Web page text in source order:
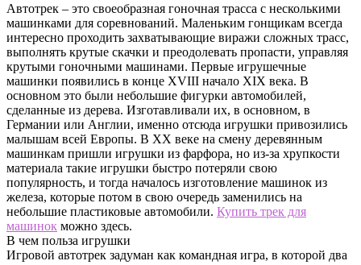
Автотрек – это своеобразная гоночная трасса с несколькими
машинками для соревнований. Маленьким гонщикам всегда
интересно проходить захватывающие виражи сложных трасс,
выполнять крутые скачки и преодолевать пропасти, управляя
крутыми гоночными машинами. Первые игрушечные
машинки появились в конце XVIII начало XIX века. В
основном это были небольшие фигурки автомобилей,
сделанные из дерева. Изготавливали их, в основном, в
Германии или Англии, именно отсюда игрушки привозились
малышам всей Европы. В XX веке на смену деревянным
машинкам пришли игрушки из фарфора, но из-за хрупкости
материала такие игрушки быстро потеряли свою
популярность, и тогда началось изготовление машинок из
железа, которые потом в свою очередь заменились на
небольшие пластиковые автомобили. Купить трек для
машинок можно здесь.
В чем польза игрушки
Игровой автотрек задуман как командная игра, в которой два